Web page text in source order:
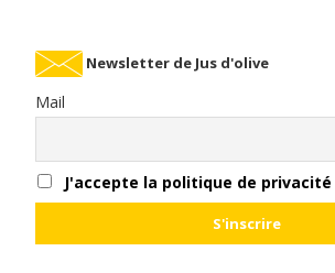
Newsletter de Jus d'olive
Mail
J'accepte la politique de privacité